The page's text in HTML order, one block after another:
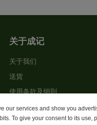
关于成记
关于我们
送貨
使用条款及细則
Stores
Sitemap
our services and show you
To give your consent to its use,